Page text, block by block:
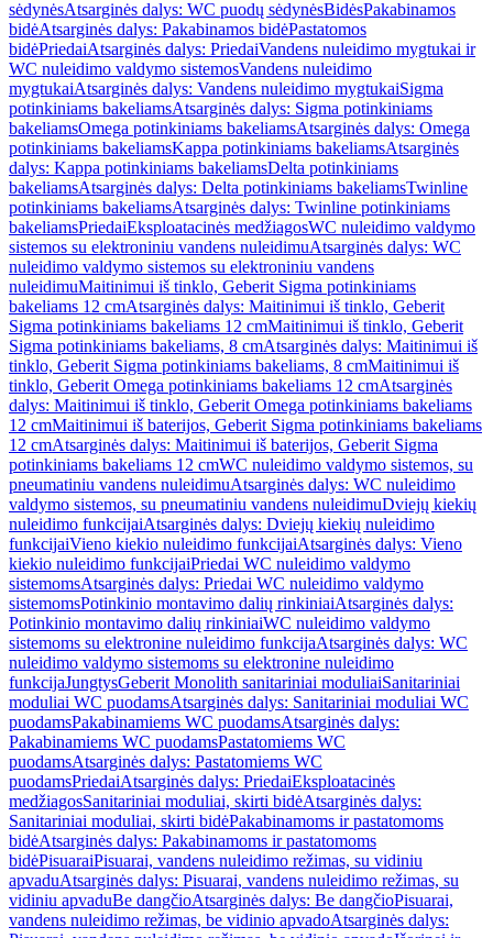
sėdynėsAtsarginės dalys: WC puodų sėdynėsBidėsPakabinamos
bidėAtsarginės dalys: Pakabinamos bidėPastatomos
bidėPriedaiAtsarginės dalys: PriedaiVandens nuleidimo mygtukai ir
WC nuleidimo valdymo sistemosVandens nuleidimo
mygtukaiAtsarginės dalys: Vandens nuleidimo mygtukaiSigma
potinkiniams bakeliamsAtsarginės dalys: Sigma potinkiniams
bakeliamsOmega potinkiniams bakeliamsAtsarginės dalys: Omega
potinkiniams bakeliamsKappa potinkiniams bakeliamsAtsarginės
dalys: Kappa potinkiniams bakeliamsDelta potinkiniams
bakeliamsAtsarginės dalys: Delta potinkiniams bakeliamsTwinline
potinkiniams bakeliamsAtsarginės dalys: Twinline potinkiniams
bakeliamsPriedaiEksploatacinės medžiagosWC nuleidimo valdymo
sistemos su elektroniniu vandens nuleidimuAtsarginės dalys: WC
nuleidimo valdymo sistemos su elektroniniu vandens
nuleidimuMaitinimui iš tinklo, Geberit Sigma potinkiniams
bakeliams 12 cmAtsarginės dalys: Maitinimui iš tinklo, Geberit
Sigma potinkiniams bakeliams 12 cmMaitinimui iš tinklo, Geberit
Sigma potinkiniams bakeliams, 8 cmAtsarginės dalys: Maitinimui iš
tinklo, Geberit Sigma potinkiniams bakeliams, 8 cmMaitinimui iš
tinklo, Geberit Omega potinkiniams bakeliams 12 cmAtsarginės
dalys: Maitinimui iš tinklo, Geberit Omega potinkiniams bakeliams
12 cmMaitinimui iš baterijos, Geberit Sigma potinkiniams bakeliams
12 cmAtsarginės dalys: Maitinimui iš baterijos, Geberit Sigma
potinkiniams bakeliams 12 cmWC nuleidimo valdymo sistemos, su
pneumatiniu vandens nuleidimuAtsarginės dalys: WC nuleidimo
valdymo sistemos, su pneumatiniu vandens nuleidimuDviejų kiekių
nuleidimo funkcijaiAtsarginės dalys: Dviejų kiekių nuleidimo
funkcijaiVieno kiekio nuleidimo funkcijaiAtsarginės dalys: Vieno
kiekio nuleidimo funkcijaiPriedai WC nuleidimo valdymo
sistemomsAtsarginės dalys: Priedai WC nuleidimo valdymo
sistemomsPotinkinio montavimo dalių rinkiniaiAtsarginės dalys:
Potinkinio montavimo dalių rinkiniaiWC nuleidimo valdymo
sistemoms su elektronine nuleidimo funkcijaAtsarginės dalys: WC
nuleidimo valdymo sistemoms su elektronine nuleidimo
funkcijaJungtysGeberit Monolith sanitariniai moduliaiSanitariniai
moduliai WC puodamsAtsarginės dalys: Sanitariniai moduliai WC
puodamsPakabinamiems WC puodamsAtsarginės dalys:
Pakabinamiems WC puodamsPastatomiems WC
puodamsAtsarginės dalys: Pastatomiems WC
puodamsPriedaiAtsarginės dalys: PriedaiEksploatacinės
medžiagosSanitariniai moduliai, skirti bidėAtsarginės dalys:
Sanitariniai moduliai, skirti bidėPakabinamoms ir pastatomoms
bidėAtsarginės dalys: Pakabinamoms ir pastatomoms
bidėPisuaraiPisuarai, vandens nuleidimo režimas, su vidiniu
apvaduAtsarginės dalys: Pisuarai, vandens nuleidimo režimas, su
vidiniu apvaduBe dangčioAtsarginės dalys: Be dangčioPisuarai,
vandens nuleidimo režimas, be vidinio apvadoAtsarginės dalys: